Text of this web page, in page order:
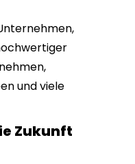
und viele
Zukunft